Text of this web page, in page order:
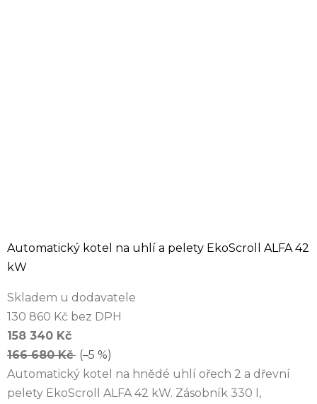
Automatický kotel na uhlí a pelety EkoScroll ALFA 42
kW
Skladem u dodavatele
130 860 Kč bez DPH
158 340 Kč
166 680 Kč (–5 %)
Automatický kotel na hnědé uhlí ořech 2 a dřevní
pelety EkoScroll ALFA 42 kW. Zásobník 330 l,